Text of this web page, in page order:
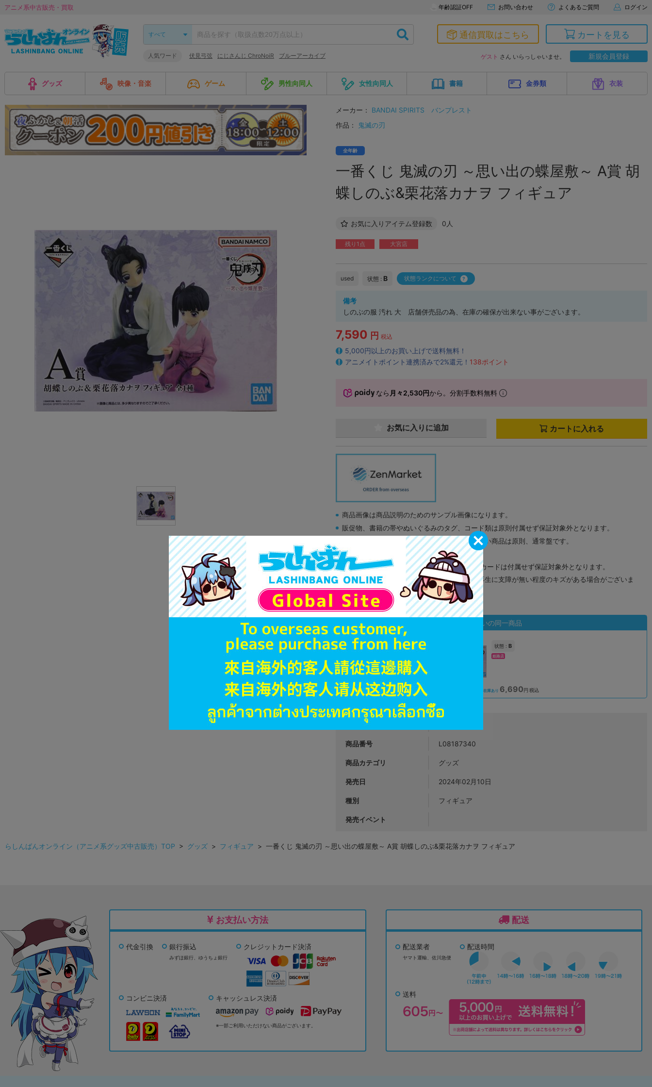
アニメ系中古販売・買取 年齢認証OFF お問い合わせ よくあるご質問 ログイン
人気ワード 伏見弓弦 にじさんじ ChroNoiR ブルーアーカイブ
通信買取はこちら カートを見る
ゲスト さん いらっしゃいませ。 新規会員登録
グッズ 映像・音楽 ゲーム 男性向同人 女性向同人 書籍 金券類 衣装
メーカー： BANDAI SPIRITS
バンプレスト
作品：
鬼滅の刃
全年齢
一番くじ 鬼滅の刃 ～思い出の蝶屋敷～ A賞 胡
蝶しのぶ&栗花落カナヲ フィギュア
お気に入りアイテム登録数 0人
残り1点 大宮店
used 状態 : B 状態ランクについて
備考
しのぶの服 汚れ 大 店舗併売品の為、在庫の確保が出来ない事がございます。
7,590 円 税込
5,000円以上のお買い上げで送料無料！
アニメイトポイント連携済みで2%還元！ 138ポイント
なら 月々2,530円から。分割手数料無料
カートに入れる
お気に入りに追加
商品画像は商品説明のためのサンプル画像になります。
販促物、書籍の帯やぬいぐるみのタグ、コード類は原則付属せず保証対象外となります。
商品名や備考欄に特別な記載が無い限り取り扱い商品は原則、通常盤です。
「電池」は原則として保証対象外となります。
ゲーム機本体には、SDカードなどのメモリーカードは付属せず保証対象外となります。
ディスク類の読み取り面のキズに関しまして再生に支障が無い程度のキズがある場合がございま
す。
※詳細につきましてはコチラ
状態違いの同一商品
状態 :A
品切状態 6,991円 税込
状態 : B
姫路店
在庫あり 6,690 円 税込
JANコード
商品番号 L08187340
商品カテゴリ グッズ
発売日 2024年02月10日
種別 フィギュア
発売イベント
らしんばんオンライン（アニメ系グッズ中古販売）TOP > グッズ > フィギュア > 一番くじ 鬼滅の刃 ～思い出の蝶屋敷～ A賞 胡蝶しのぶ&栗花落カナヲ フィギュア
お支払い方法
代金引換 銀行振込
みずほ銀行、 ゆうちょ銀行
クレジットカード決済
コンビニ決済 キャッシュレス決済
※一部ご利用いただけない商品がございます。
配送
配送業者
ヤマト運輸、佐川急便
配送時間
送料